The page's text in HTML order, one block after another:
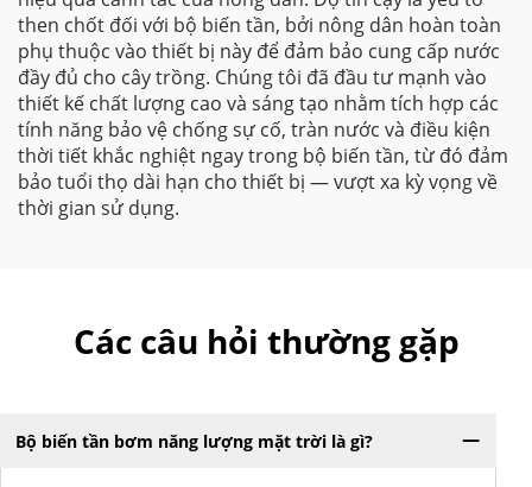
then chốt đối với bộ biến tần, bởi nông dân hoàn toàn
phụ thuộc vào thiết bị này để đảm bảo cung cấp nước
đầy đủ cho cây trồng. Chúng tôi đã đầu tư mạnh vào
thiết kế chất lượng cao và sáng tạo nhằm tích hợp các
tính năng bảo vệ chống sự cố, tràn nước và điều kiện
thời tiết khắc nghiệt ngay trong bộ biến tần, từ đó đảm
bảo tuổi thọ dài hạn cho thiết bị — vượt xa kỳ vọng về
thời gian sử dụng.
Các câu hỏi thường gặp
Bộ biến tần bơm năng lượng mặt trời là gì?